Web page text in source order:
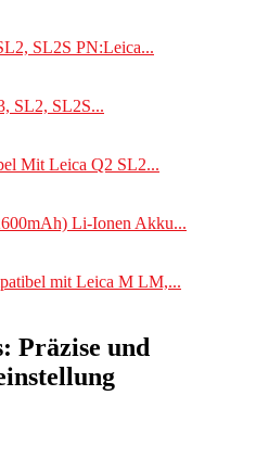
SL2S PN:Leica...
SL2, SL2S...
Mit Leica Q2 SL2...
Li-Ionen Akku...
mit Leica M LM,...
Präzise und